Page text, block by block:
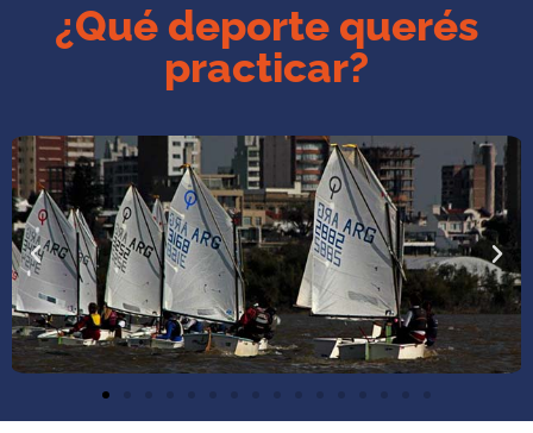
¿Qué deporte querés
practicar?